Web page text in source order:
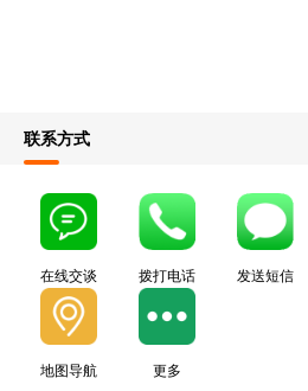
联系方式
在线交谈 拨打电话 发送短信
地图导航 更多